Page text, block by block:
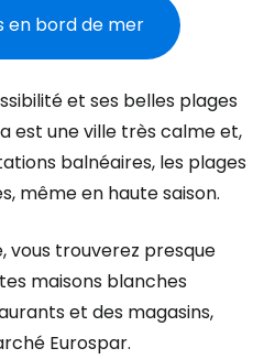
en bord de mer
et ses belles plages
est une ville très calme et,
balnéaires, les plages
même en haute saison.
vous trouverez presque
maisons blanches
et des magasins,
Eurospar.